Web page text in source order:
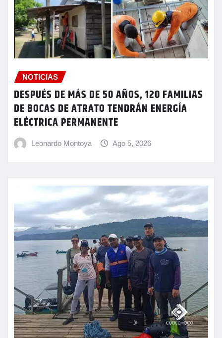
NOTICIAS
DESPUÉS DE MÁS DE 50 AÑOS, 120 FAMILIAS
DE BOCAS DE ATRATO TENDRÁN ENERGÍA
ELÉCTRICA PERMANENTE
Leonardo Montoya Ago 5, 2026